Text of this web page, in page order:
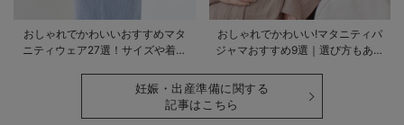
おしゃれでかわいいおすすめマタ
ニティウェア27選！サイズや着る
おしゃれでかわいい!マタニティパ
ジャマおすすめ9選｜選び方もあわ
妊娠・出産準備に関する
記事はこちら